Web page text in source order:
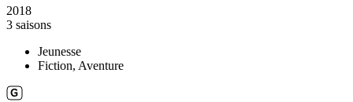
2018
3 saisons
Jeunesse
Fiction, Aventure